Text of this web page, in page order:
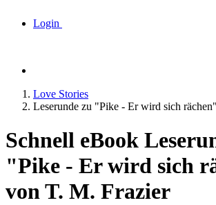
Login
Love Stories
Leserunde zu "Pike - Er wird sich rächen"
Schnell eBook
"Pike - Er wird sich
von T. M. Frazier